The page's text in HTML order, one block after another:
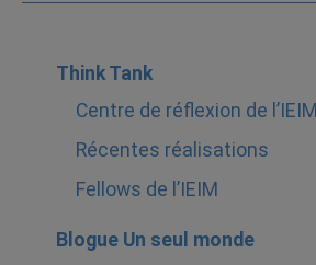
Think Tank
Centre de réflexion de l’IEIM
Récentes réalisations
Fellows de l’IEIM
Blogue Un seul monde